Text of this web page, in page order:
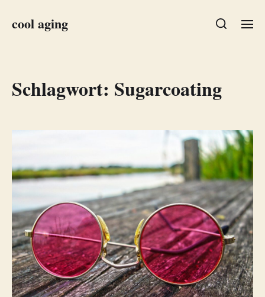
cool aging
Schlagwort: Sugarcoating